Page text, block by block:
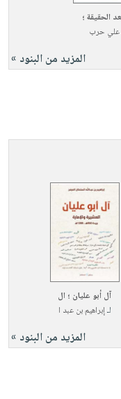
الحقيقة ؛
علي حرب
المزيد من البنود »
آل أبو عليان ؛ ال
لـإبراهيم بن عبد ا
المزيد من البنود »